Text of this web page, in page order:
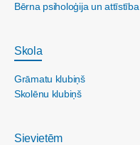
Bērna psiholoģija un attīstība
Skola
Grāmatu klubiņš
Skolēnu klubiņš
Sievietēm